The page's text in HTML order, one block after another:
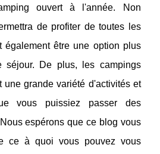
ouvert à l'année. Non
de profiter de toutes les
également être une option plus
séjour. De plus, les campings
une grande variété d'activités et
vous puissiez passer des
espérons que ce blog vous
ce à quoi vous pouvez vous